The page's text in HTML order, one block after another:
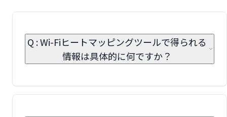
Q : Wi-Fiヒートマッピングツールで得られる
情報は具体的に何ですか？